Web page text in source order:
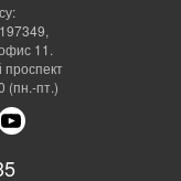
11.
(пн.-пт.)